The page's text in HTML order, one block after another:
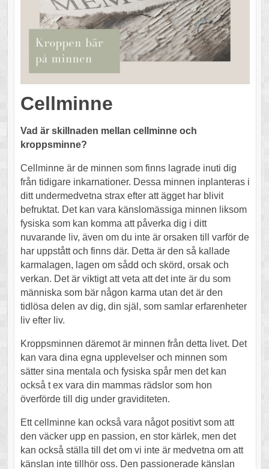
Cellminne
Vad är skillnaden mellan cellminne och
kroppsminne?
Cellminne är de minnen som finns lagrade inuti dig
från tidigare inkarnationer. Dessa minnen inplanteras i
ditt undermedvetna strax efter att ägget har blivit
befruktat. Det kan vara känslomässiga minnen liksom
fysiska som kan komma att påverka dig i ditt
nuvarande liv, även om du inte är orsaken till varför de
har uppstått och finns där. Detta är den så kallade
karmalagen, lagen om sådd och skörd, orsak och
verkan. Det är viktigt att veta att det inte är du som
människa som bär någon karma utan det är den
tidlösa delen av dig, din själ, som samlar erfarenheter
liv efter liv.
Kroppsminnen däremot är minnen från detta livet. Det
kan vara dina egna upplevelser och minnen som
sätter sina mentala och fysiska spår men det kan
också t ex vara din mammas rädslor som hon
överförde till dig under graviditeten.
Ett cellminne kan också vara något positivt som att
den väcker upp en passion, en stor kärlek, men det
kan också ställa till det om vi inte är medvetna om att
känslan inte tillhör oss. Den passionerade känslan